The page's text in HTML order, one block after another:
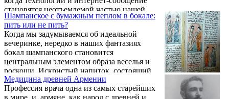
более эффективных методов лечения
онкологических заболеваний, которые
уносят жизни миллионов ...
становятся неотъемлемой частью нашей
повседневной жизни. Этот подход к
обучению открывает новые возможности
для профессиональной переподготовки и
повышения квалификации медиков, а также
по направлениям тематического
усовершенствования - https://institut-
medicina.ru/ultrazvukovaya-diagnostika-v-
akusherstve-i-ginekologii/ , предоставляя
доступ к знаниям в ...
Шампанское с бумажным пеплом в бокале:
пить или не пить?
Когда мы задумываемся об идеальной
вечеринке, нередко в наших фантазиях
бокал шампанского становится
центральным элементом образа веселья и
роскоши. Искристый напиток, состоящий
из миллионов мельчайших пузырьков,
завораживает и манит к себе. Но что, если в
Медицина древней Армении
Профессия врача одна из самых старейших
в мире, и, армяне, как народ с древней и